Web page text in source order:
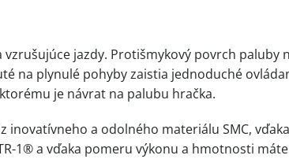
vzrušujúce jazdy. Protišmykový povrch
na plynulé pohyby zaistia jednoduché
je návrat na palubu hračka.
a odolného materiálu SMC,
1® a vďaka pomeru výkonu a hmotnosti